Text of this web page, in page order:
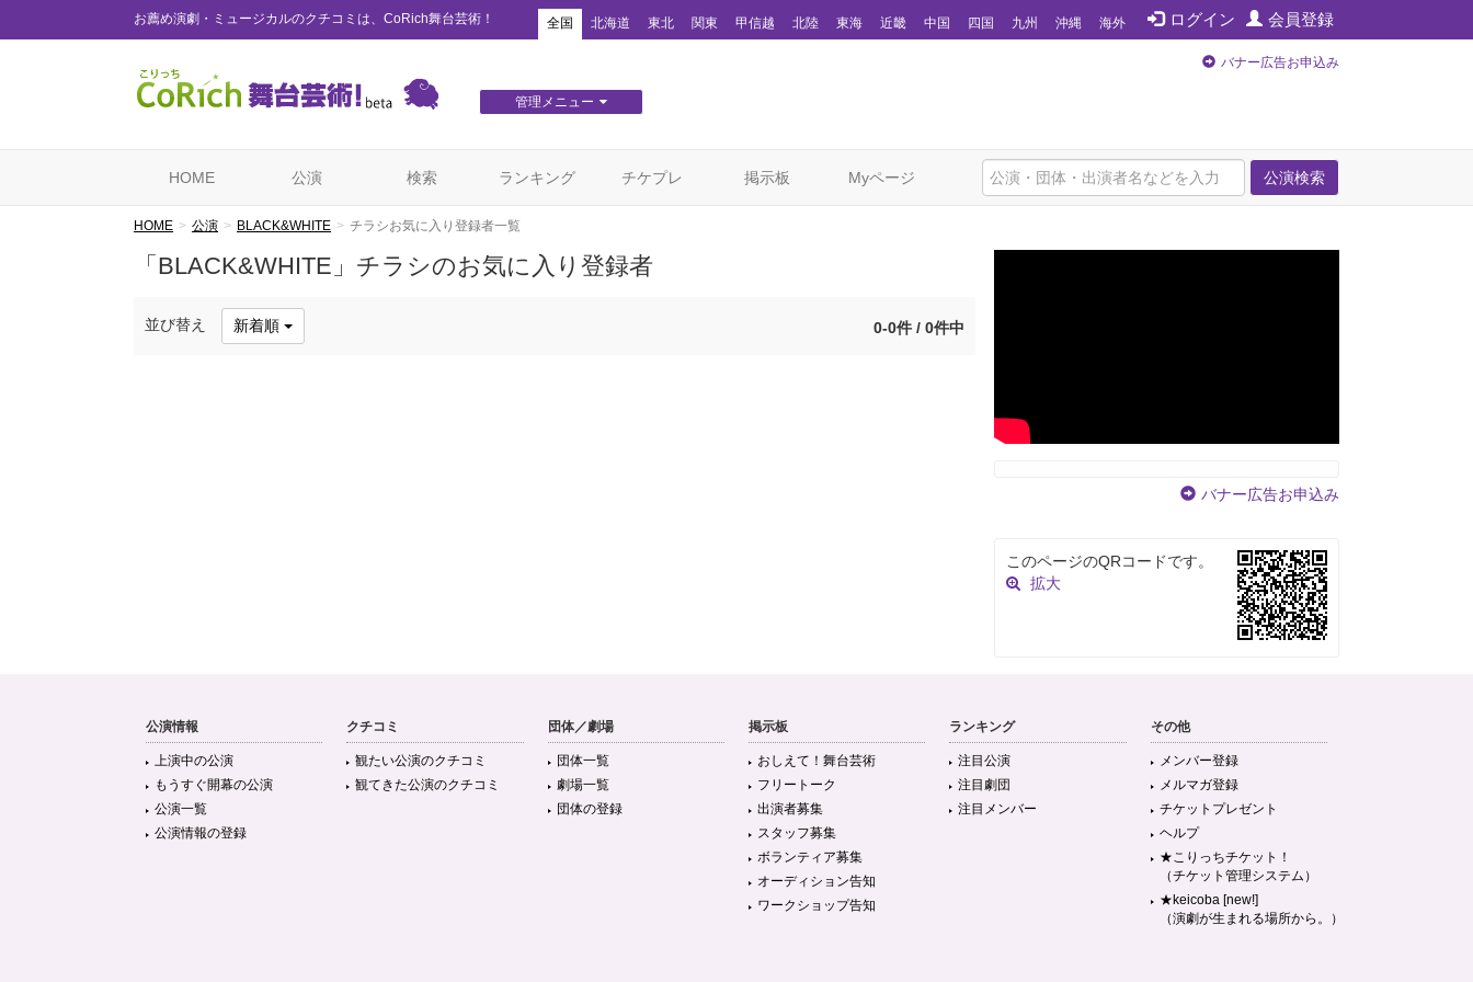
お薦め演劇・ミュージカルのクチコミは、CoRich舞台芸術！ ログイン 会員登録
全国 北海道 東北 関東 甲信越 北陸 東海 近畿 中国 四国 九州 沖縄 海外
管理メニュー
バナー広告お申込み
公演検索
HOME 公演 検索 ランキング チケプレ 掲示板 Myページ
HOME 公演 BLACK&WHITE チラシお気に入り登録者一覧
「BLACK&WHITE」チラシのお気に入り登録者
並び替え 新着順 0-0件 / 0件中
バナー広告お申込み
このページのQRコードです。
拡大
公演情報
上演中の公演
もうすぐ開幕の公演
公演一覧
公演情報の登録
クチコミ
観たい公演のクチコミ
観てきた公演のクチコミ
団体／劇場
団体一覧
劇場一覧
団体の登録
掲示板
おしえて！舞台芸術
フリートーク
出演者募集
スタッフ募集
ボランティア募集
オーディション告知
ワークショップ告知
ランキング
注目公演
注目劇団
注目メンバー
その他
メンバー登録
メルマガ登録
チケットプレゼント
ヘルプ
★こりっちチケット！
（チケット管理システム）
★keicoba [new!]
（演劇が生まれる場所から。）